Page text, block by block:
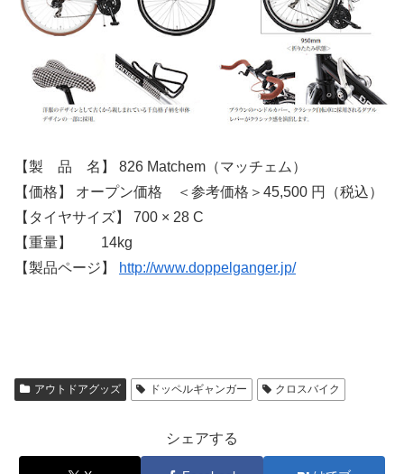
【製 品 名】 826 Matchem（マッチェム）
【価格】 オープン価格 ＜参考価格＞45,500 円（税込）
【タイヤサイズ】 700 × 28 C
【重量】 14kg
【製品ページ】
http://www.doppelganger.jp/
アウトドアグッズ ドッペルギャンガー クロスバイク
シェアする